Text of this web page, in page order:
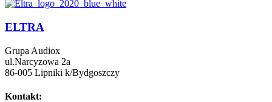
ELTRA
Grupa Audiox
ul.Narcyzowa 2a
86-005 Lipniki k/Bydgoszczy
Kontakt: